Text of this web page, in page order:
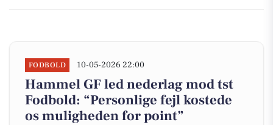
FODBOLD 10-05-2026 22:00
Hammel GF led nederlag mod tst
Fodbold: “Personlige fejl kostede
os muligheden for point”